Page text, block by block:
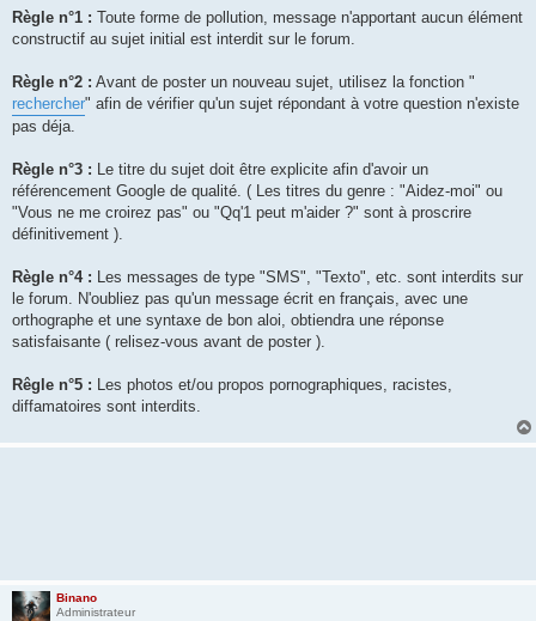
g
e
Règle n°1 : Toute forme de pollution, message n'apportant aucun élément
constructif au sujet initial est interdit sur le forum.
Règle n°2 : Avant de poster un nouveau sujet, utilisez la fonction "
rechercher" afin de vérifier qu'un sujet répondant à votre question n'existe
pas déja.
Règle n°3 : Le titre du sujet doit être explicite afin d'avoir un
référencement Google de qualité. ( Les titres du genre : "Aidez-moi" ou
"Vous ne me croirez pas" ou "Qq'1 peut m'aider ?" sont à proscrire
définitivement ).
Règle n°4 : Les messages de type "SMS", "Texto", etc. sont interdits sur
le forum. N'oubliez pas qu'un message écrit en français, avec une
orthographe et une syntaxe de bon aloi, obtiendra une réponse
satisfaisante ( relisez-vous avant de poster ).
Rêgle n°5 : Les photos et/ou propos pornographiques, racistes,
diffamatoires sont interdits.
Binano
Administrateur